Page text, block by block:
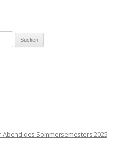
Abend des Sommersemesters 2025